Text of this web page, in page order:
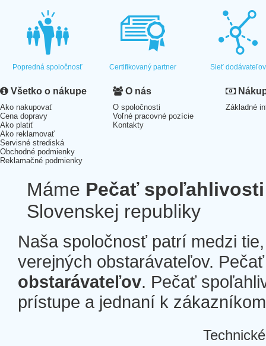
Popredná spoločnosť Certifikovaný partner Sieť dodávateľov
Všetko o nákupe
Ako nakupovať
Cena dopravy
Ako platiť
Ako reklamovať
Servisné strediská
Obchodné podmienky
Reklamačné podmienky
O nás
O spoločnosti
Voľné pracovné pozície
Kontakty
Základné
Máme Pečať spoľahlivosti
Slovenskej republiky
Naša spoločnosť patrí medzi
verejných obstarávateľov.
obstarávateľov. Pečať
prístupe a jednaní k